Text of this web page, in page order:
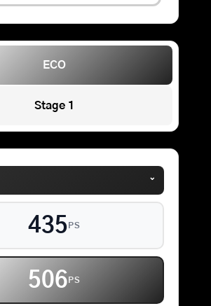
ECO
Stage 1
⌄
435 PS
506 PS